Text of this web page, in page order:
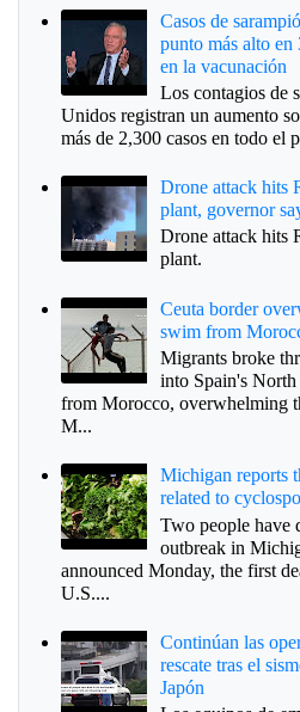
Casos de
punto más alto en
en la vacunación
Los contagios de
Unidos registran un aumento
más de 2,300 casos en todo el
Drone attack hits
plant, governor
Drone attack hits
plant.
Ceuta border
swim from
Migrants broke
into Spain's
from Morocco, overwhelming
M...
Michigan reports
related to
Two people have
outbreak in
announced Monday, the first
U.S....
Continúan las
rescate tras el
Japón